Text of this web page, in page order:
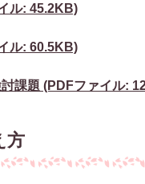
ル: 45.2KB)
ル: 60.5KB)
課題 (PDFファイル:
方